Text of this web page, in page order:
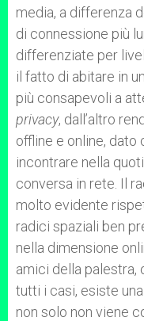
media, a differenza
di connessione più
differenziate per
il fatto di abitare in
più consapevoli a
privacy, dall’altro
offline e online, dato
incontrare nella
conversa in rete. Il
molto evidente
radici spaziali ben
nella dimensione
amici della palestra,
tutti i casi, esiste
non solo non viene